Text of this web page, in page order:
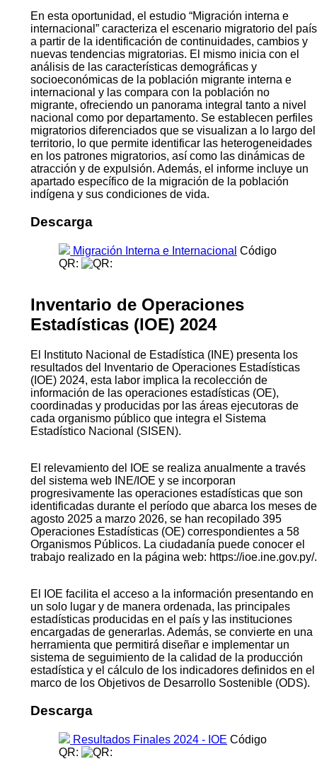
En esta oportunidad, el estudio “Migración interna e
internacional” caracteriza el escenario migratorio del país
a partir de la identificación de continuidades, cambios y
nuevas tendencias migratorias. El mismo inicia con el
análisis de las características demográficas y
socioeconómicas de la población migrante interna e
internacional y las compara con la población no
migrante, ofreciendo un panorama integral tanto a nivel
nacional como por departamento. Se establecen perfiles
migratorios diferenciados que se visualizan a lo largo del
territorio, lo que permite identificar las heterogeneidades
en los patrones migratorios, así como las dinámicas de
atracción y de expulsión. Además, el informe incluye un
apartado específico de la migración de la población
indígena y sus condiciones de vida.
Descarga
Migración Interna e Internacional Código
QR:
Inventario de Operaciones
Estadísticas (IOE) 2024
El Instituto Nacional de Estadística (INE) presenta los
resultados del Inventario de Operaciones Estadísticas
(IOE) 2024, esta labor implica la recolección de
información de las operaciones estadísticas (OE),
coordinadas y producidas por las áreas ejecutoras de
cada organismo público que integra el Sistema
Estadístico Nacional (SISEN).
El relevamiento del IOE se realiza anualmente a través
del sistema web INE/IOE y se incorporan
progresivamente las operaciones estadísticas que son
identificadas durante el período que abarca los meses de
agosto 2025 a marzo 2026, se han recopilado 395
Operaciones Estadísticas (OE) correspondientes a 58
Organismos Públicos. La ciudadanía puede conocer el
trabajo realizado en la página web: https://ioe.ine.gov.py/.
El IOE facilita el acceso a la información presentando en
un solo lugar y de manera ordenada, las principales
estadísticas producidas en el país y las instituciones
encargadas de generarlas. Además, se convierte en una
herramienta que permitirá diseñar e implementar un
sistema de seguimiento de la calidad de la producción
estadística y el cálculo de los indicadores definidos en el
marco de los Objetivos de Desarrollo Sostenible (ODS).
Descarga
Resultados Finales 2024 - IOE Código
QR: